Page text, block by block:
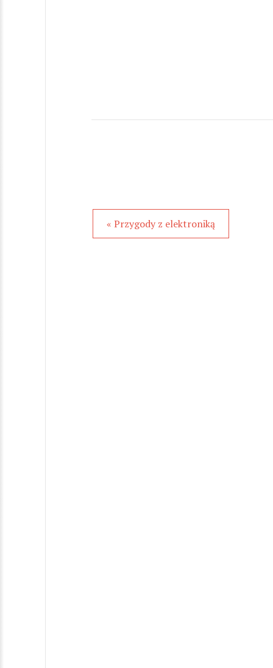
« Przygody z elektroniką